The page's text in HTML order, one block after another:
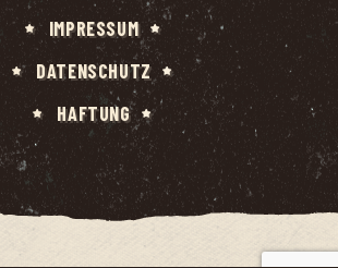
IMPRES­SUM
DATEN­SCHUTZ
HAF­TUNG